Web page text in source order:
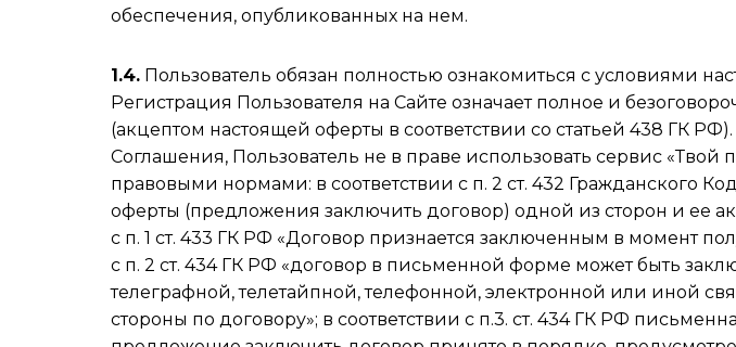
обеспечения, опубликованных на нем.
1.4. Пользователь обязан полностью ознакомиться с условиями
Регистрация Пользователя на Сайте означает полное и
(акцептом настоящей оферты в соответствии со статьей 438 ГК
Соглашения, Пользователь не в праве использовать сервис
правовыми нормами: в соответствии с п. 2 ст. 432 Гражданского
оферты (предложения заключить договор) одной из сторон и ее
с п. 1 ст. 433 ГК РФ «Договор признается заключенным в момент
с п. 2 ст. 434 ГК РФ «договор в письменной форме может быть
телеграфной, телетайпной, телефонной, электронной или иной
стороны по договору»; в соответствии с п.3. ст. 434 ГК РФ